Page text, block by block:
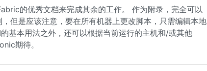
的优秀文档来完成其余的工作。 作为附录，完全可以
但是应该注意，要在所有机器上更改脚本，只需编辑本地
基本用法之外，还可以根据当前运行的主机和/或其他
期待。